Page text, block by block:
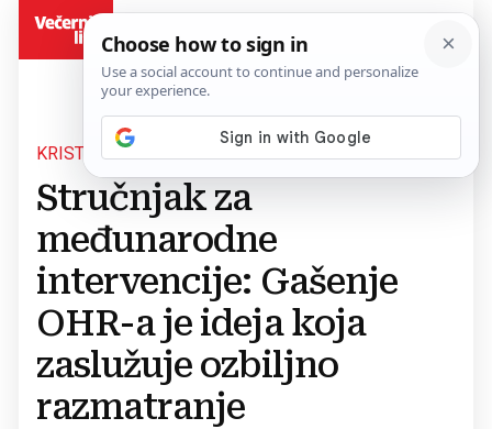
KRISTÓF GOSZTONYI
Stručnjak za
međunarodne
intervencije: Gašenje
OHR-a je ideja koja
zaslužuje ozbiljno
razmatranje